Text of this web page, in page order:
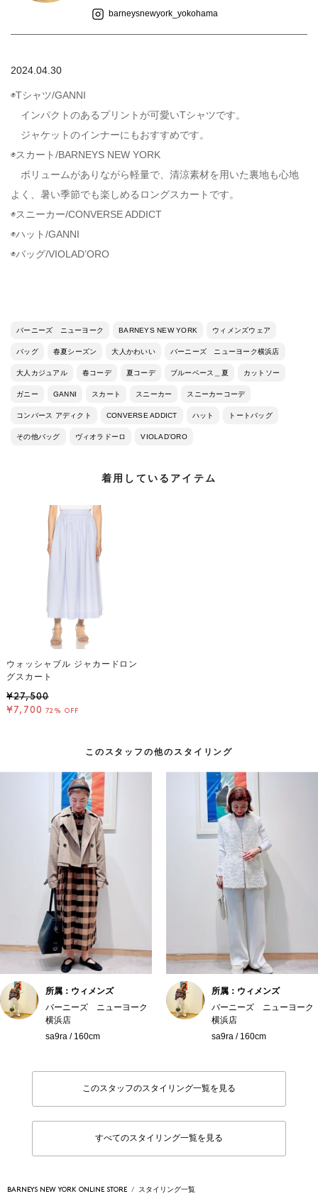
barneysnewyork_yokohama
2024.04.30
◉Tシャツ/GANNI
インパクトのあるプリントが可愛いTシャツです。
ジャケットのインナーにもおすすめです。
◉スカート/BARNEYS NEW YORK
ボリュームがありながら軽量で、清涼素材を用いた裏地も心地
よく、暑い季節でも楽しめるロングスカートです。
◉スニーカー/CONVERSE ADDICT
◉ハット/GANNI
◉バッグ/VIOLAD’ORO
バーニーズ ニューヨーク BARNEYS NEW YORK ウィメンズウェア
バッグ 春夏シーズン 大人かわいい バーニーズ ニューヨーク横浜店
大人カジュアル 春コーデ 夏コーデ ブルーベース＿夏 カットソー
ガニー GANNI スカート スニーカー スニーカーコーデ
コンバース アディクト CONVERSE ADDICT ハット トートバッグ
その他バッグ ヴィオラドーロ VIOLAD’ORO
着用しているアイテム
ウォッシャブル ジャカードロン
グスカート
¥27,500
¥7,700 72% OFF
このスタッフの他のスタイリング
所属：ウィメンズ
バーニーズ ニューヨーク
横浜店
sa9ra / 160cm
所属：ウィメンズ
バーニーズ ニューヨーク
横浜店
sa9ra / 160cm
このスタッフのスタイリング一覧を見る
すべてのスタイリング一覧を見る
BARNEYS NEW YORK ONLINE STORE スタイリング一覧